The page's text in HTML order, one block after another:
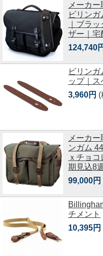
メーカ
ビリン
｜ブラ
ザー｜宅
124,740
ビリン
ップ｜ス
3,960円 (
メーカ
ンガム
ｘチョ
期見込8
99,000円
チメント
10,395円